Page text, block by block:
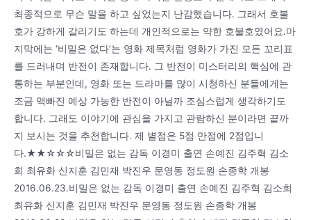
최종적으로 무슨 말을 하고 싶었는지 난감했습니다. 그래서 호불
호가 강하게 갈리기도 하는데 개인적으로는 약한 호불호였어요.마
지막에는 ‘비밀은 없다’는 영화 제목처럼 영화가 가진 모든 꼬리표
를 드러내며 반전이 존재합니다. 그 반전이 미스터리의 핵심에 관
통하는 부분인데, 영화 또는 드라마를 많이 시청하신 분들에게는
조금 맥빠진 예상 가능한 반전이 아닐까 조심스럽게 생각하기도
합니다. 그래도 이야기에 관심을 가지고 관람하신 분이라면 끝까
지 보시는 것을 추천합니다. 제 별점은 5점 만점에 2점입니
다.★★☆☆☆비밀은 없는 감독 이경미 출연 손예진 김주혁 김소
희 최유화 신지훈 김민재 박진우 문영동 정도원 손종학 개봉
2016.06.23.비밀은 없는 감독 이경미 출연 손예진 김주혁 김소희
최유화 신지훈 김민재 박진우 문영동 정도원 손종학 개봉